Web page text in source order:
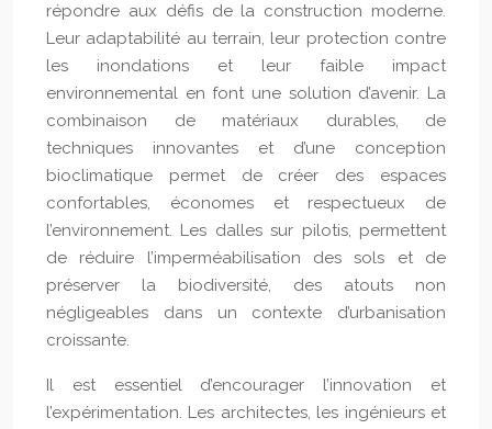
répondre aux défis de la construction moderne.
Leur adaptabilité au terrain, leur protection contre
les inondations et leur faible impact
environnemental en font une solution d’avenir. La
combinaison de matériaux durables, de
techniques innovantes et d’une conception
bioclimatique permet de créer des espaces
confortables, économes et respectueux de
l’environnement. Les dalles sur pilotis, permettent
de réduire l’imperméabilisation des sols et de
préserver la biodiversité, des atouts non
négligeables dans un contexte d’urbanisation
croissante.
Il est essentiel d’encourager l’innovation et
l’expérimentation. Les architectes, les ingénieurs et